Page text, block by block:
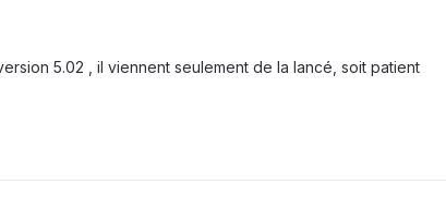
5.02 , il viennent seulement de la lancé, soit patient